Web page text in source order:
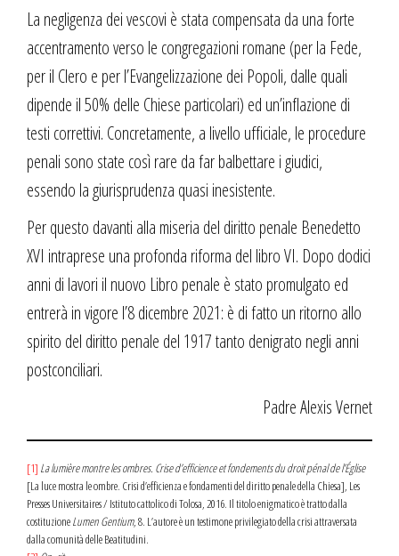
La negligenza dei vescovi è stata compensata da una forte
accentramento verso le congregazioni romane (per la Fede,
per il Clero e per l’Evangelizzazione dei Popoli, dalle quali
dipende il 50% delle Chiese particolari) ed un’inflazione di
testi correttivi. Concretamente, a livello ufficiale, le procedure
penali sono state così rare da far balbettare i giudici,
essendo la giurisprudenza quasi inesistente.
Per questo davanti alla miseria del diritto penale Benedetto
XVI intraprese una profonda riforma del libro VI. Dopo dodici
anni di lavori il nuovo Libro penale è stato promulgato ed
entrerà in vigore l’8 dicembre 2021: è di fatto un ritorno allo
spirito del diritto penale del 1917 tanto denigrato negli anni
postconciliari.
Padre Alexis Vernet
[1] La lumière montre les ombres. Crise d’efficience et fondements du droit pénal de l’Église
[La luce mostra le ombre. Crisi d’efficienza e fondamenti del diritto penale della Chiesa], Les
Presses Universitaires / Istituto cattolico di Tolosa, 2016. Il titolo enigmatico è tratto dalla
costituzioneLumen Gentium, 8. L’autore è un testimone privilegiato della crisi attraversata
dalla comunità delle Beatitudini.